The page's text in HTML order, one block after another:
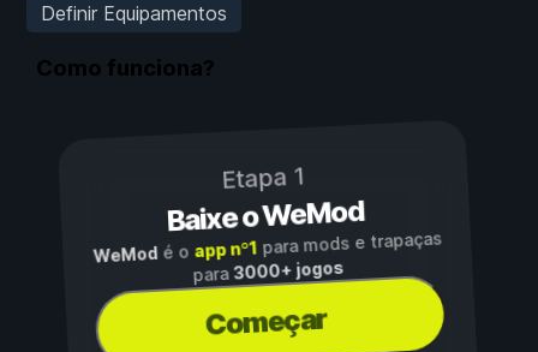
Definir Equipamentos
Como funciona?
Etapa 1
Baixe o WeMod
WeModé o app nº1para mods e trapaças
para3000+ jogos
Começar